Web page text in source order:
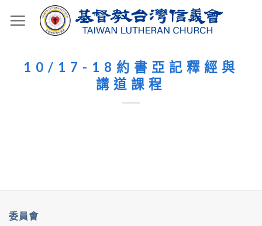
10/17-18約書亞記釋經與
講道課程
委員會